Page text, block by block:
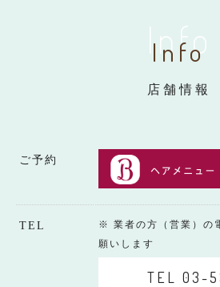
Info
Info
店舗情報
ご予約
TEL
※ 業者の方（営業）の
願いします
TEL 03-